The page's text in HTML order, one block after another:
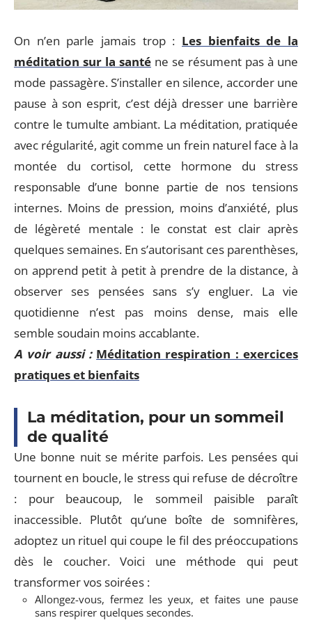
On n’en parle jamais trop : Les bienfaits de la
méditation sur la santé ne se résument pas à une
mode passagère. S’installer en silence, accorder une
pause à son esprit, c’est déjà dresser une barrière
contre le tumulte ambiant. La méditation, pratiquée
avec régularité, agit comme un frein naturel face à la
montée du cortisol, cette hormone du stress
responsable d’une bonne partie de nos tensions
internes. Moins de pression, moins d’anxiété, plus
de légèreté mentale : le constat est clair après
quelques semaines. En s’autorisant ces parenthèses,
on apprend petit à petit à prendre de la distance, à
observer ses pensées sans s’y engluer. La vie
quotidienne n’est pas moins dense, mais elle
semble soudain moins accablante.
A voir aussi : Méditation respiration : exercices
pratiques et bienfaits
La méditation, pour un sommeil
de qualité
Une bonne nuit se mérite parfois. Les pensées qui
tournent en boucle, le stress qui refuse de décroître
: pour beaucoup, le sommeil paisible paraît
inaccessible. Plutôt qu’une boîte de somnifères,
adoptez un rituel qui coupe le fil des préoccupations
dès le coucher. Voici une méthode qui peut
transformer vos soirées :
Allongez-vous, fermez les yeux, et faites une pause
sans respirer quelques secondes.